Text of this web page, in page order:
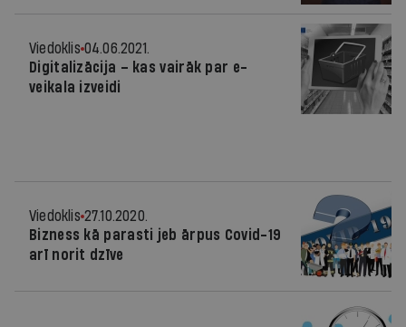
Viedoklis 04.06.2021.
Digitalizācija – kas vairāk par e-
veikala izveidi
Viedoklis 27.10.2020.
Bizness kā parasti jeb ārpus Covid-19
arī norit dzīve